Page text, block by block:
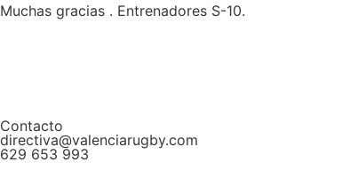
Muchas gracias . Entrenadores S-10.
Contacto
directiva@valenciarugby.com
629 653 993